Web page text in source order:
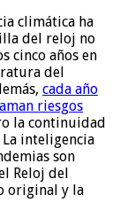
climática ha
del reloj no
cinco años en
del
cada año
riesgos
la continuidad
inteligencia
son
Reloj del
original y la